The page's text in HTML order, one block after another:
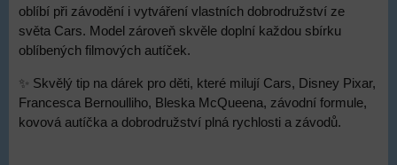
oblíbí při závodění i vytváření vlastních dobrodružství ze
světa Cars. Model zároveň skvěle doplní každou sbírku
oblíbených filmových autíček.
✨ Skvělý tip na dárek pro děti, které milují Cars, Disney Pixar,
Francesca Bernoulliho, Bleska McQueena, závodní formule,
kovová autíčka a dobrodružství plná rychlosti a závodů.